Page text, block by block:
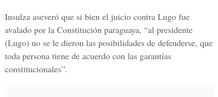
Insulza aseveró que si bien el juicio contra Lugo fue
avalado por la Constitución paraguaya, “al presidente
(Lugo) no se le dieron las posibilidades de defenderse, que
toda persona tiene de acuerdo con las garantías
constitucionales”.